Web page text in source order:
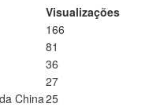
Visualizações
166
81
36
27
China25